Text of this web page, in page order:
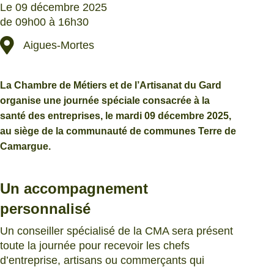
Le 09 décembre 2025
de 09h00 à 16h30
Aigues-Mortes
La Chambre de Métiers et de l’Artisanat du Gard
organise une journée spéciale consacrée à la
santé des entreprises, le mardi 09 décembre 2025,
au siège de la communauté de communes Terre de
Camargue.
Un accompagnement
personnalisé
Un conseiller spécialisé de la CMA sera présent
toute la journée pour recevoir les chefs
d’entreprise, artisans ou commerçants qui